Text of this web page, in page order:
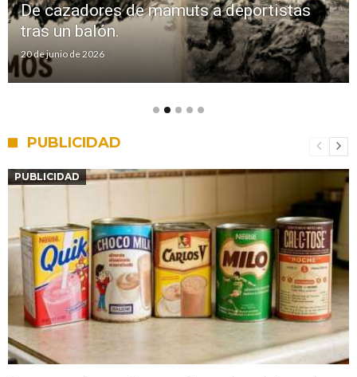
De cazadores de mamuts a deportistas
tras un balón.
20 de junio de 2026
PUBLICIDAD
PUBLICIDAD